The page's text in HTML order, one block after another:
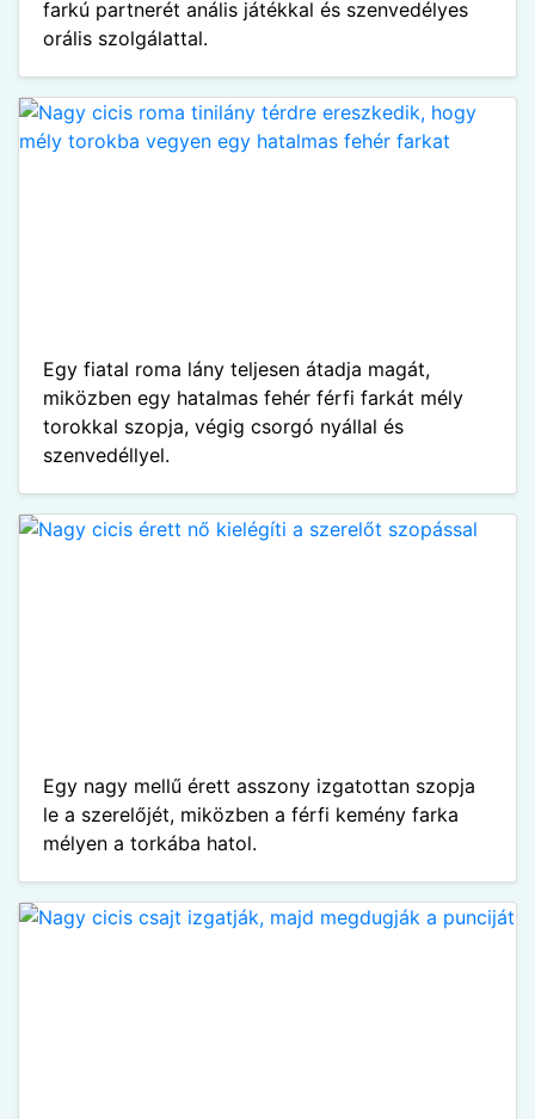
farkú partnerét anális játékkal és szenvedélyes
orális szolgálattal.
Egy fiatal roma lány teljesen átadja magát,
miközben egy hatalmas fehér férfi farkát mély
torokkal szopja, végig csorgó nyállal és
szenvedéllyel.
Egy nagy mellű érett asszony izgatottan szopja
le a szerelőjét, miközben a férfi kemény farka
mélyen a torkába hatol.